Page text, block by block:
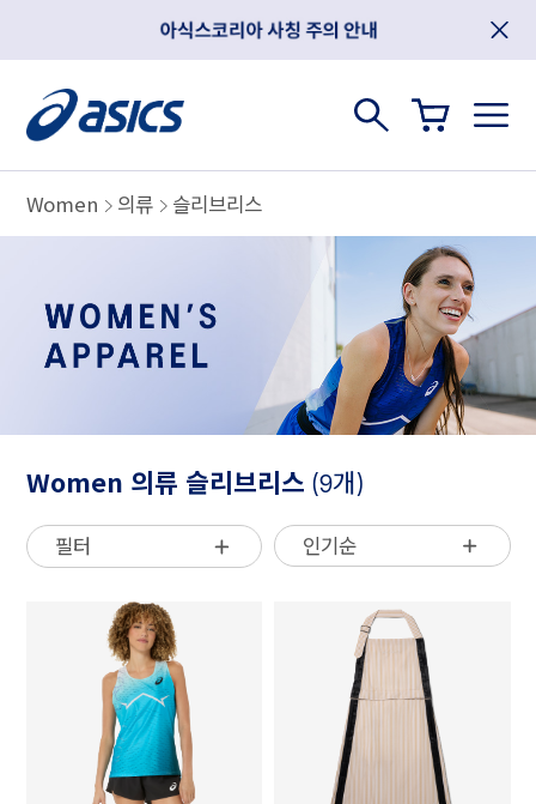
Women 의류 슬리브리스
Women 의류 슬리브리스 (9개)
필터 인기순